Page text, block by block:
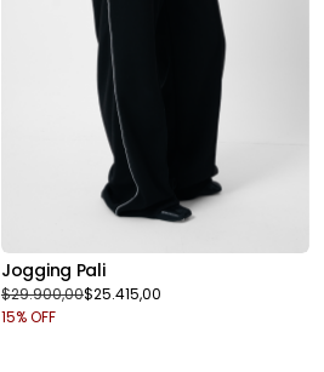
Jogging Pali
$25.415,00
$29.900,00
15% OFF